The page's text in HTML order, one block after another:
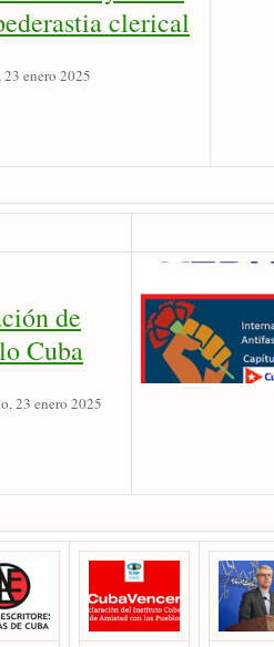
clerical
enero 2025
de
Cuba
23 enero 2025